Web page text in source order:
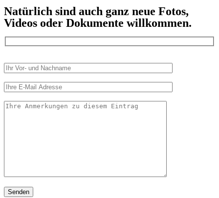
Natürlich sind auch ganz neue Fotos,
Videos oder Dokumente willkommen.